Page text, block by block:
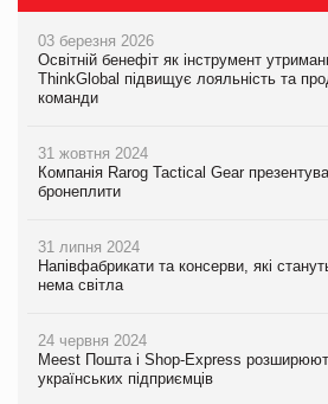
03 березня 2026
Освітній бенефіт як інструмент
ThinkGlobal підвищує лояльність та
команди
31 жовтня 2024
Компанія Rarog Tactical Gear
бронеплити
31 липня 2024
Напівфабрикати та консерви, які
нема світла
24 червня 2024
Meest Пошта і Shop-Express
українських підприємців